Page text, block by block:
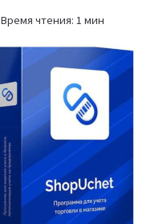
Время чтения: 1 мин